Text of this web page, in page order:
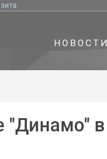
НОВОСТИ
"Динамо" в